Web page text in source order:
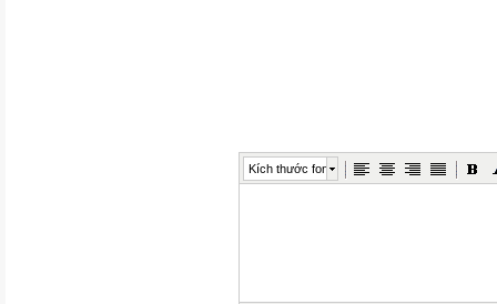
Kích thước font